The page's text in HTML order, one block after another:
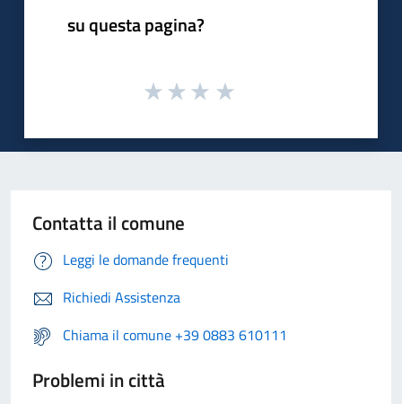
su questa pagina?
Contatta il comune
Leggi le domande frequenti
Richiedi Assistenza
Chiama il comune +39 0883 610111
Problemi in città